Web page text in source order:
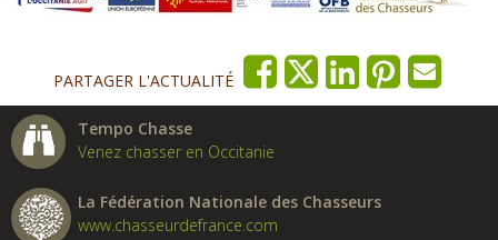
PARTAGER L'ACTUALITÉ
Tempo Chasse
Venez chasser en Occitanie
La Fédération Nationale des Chasseurs
www.chasseurdefrance.com